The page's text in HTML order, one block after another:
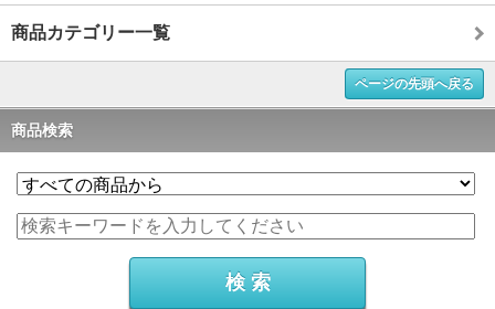
商品カテゴリー一覧
ページの先頭へ戻る
商品検索